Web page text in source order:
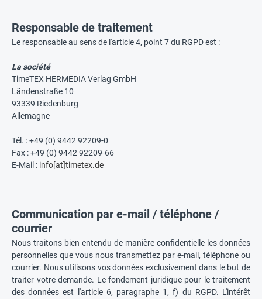
Responsable de traitement
Le responsable au sens de l'article 4, point 7 du RGPD est :
La société
TimeTEX HERMEDIA Verlag GmbH
Ländenstraße 10
93339 Riedenburg
Allemagne
Tél. : +49 (0) 9442 92209-0
Fax : +49 (0) 9442 92209-66
E-Mail : info[at]timetex.de
Communication par e-mail / téléphone /
courrier
Nous traitons bien entendu de manière confidentielle les données
personnelles que vous nous transmettez par e-mail, téléphone ou
courrier. Nous utilisons vos données exclusivement dans le but de
traiter votre demande. Le fondement juridique pour le traitement
des données est l'article 6, paragraphe 1, f) du RGPD. L'intérêt